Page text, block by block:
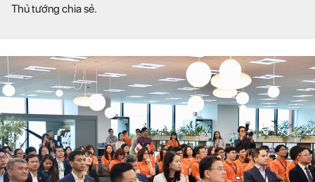
Thủ tướng chia sẻ.